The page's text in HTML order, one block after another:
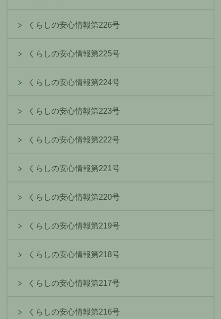
くらしの安心情報第226号
くらしの安心情報第225号
くらしの安心情報第224号
くらしの安心情報第223号
くらしの安心情報第222号
くらしの安心情報第221号
くらしの安心情報第220号
くらしの安心情報第219号
くらしの安心情報第218号
くらしの安心情報第217号
くらしの安心情報第216号